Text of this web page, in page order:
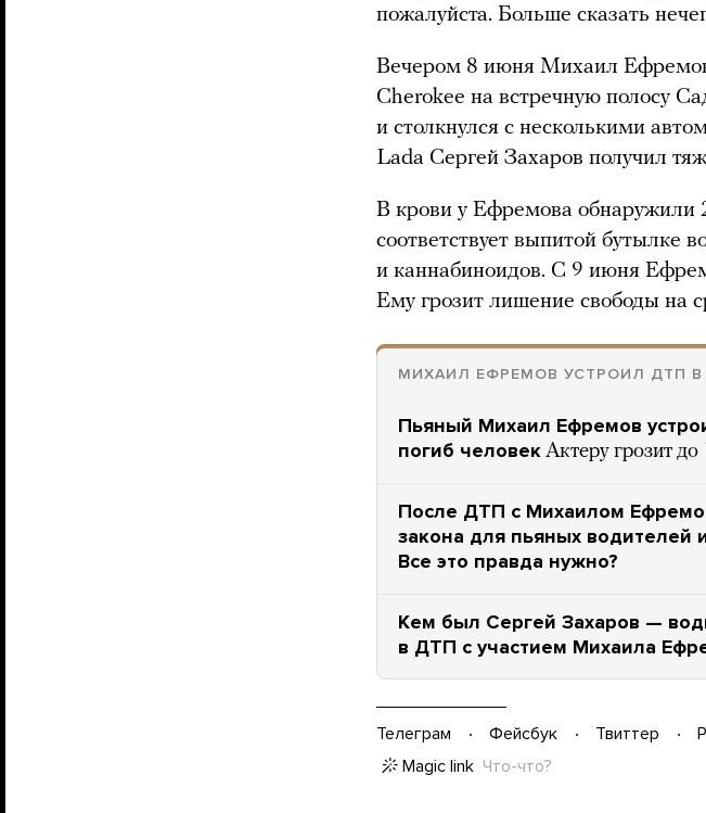
пожалуйста. Больше сказать
Вечером 8 июня Михаил
Cherokee на встречную полосу
и столкнулся с несколькими
Lada Сергей Захаров получил
В крови у Ефремова обнаружили
соответствует выпитой бутылке
и каннабиноидов. С 9 июня
Ему грозит лишение свободы на
МИХАИЛ ЕФРЕМОВ УСТРОИЛ ДТП
Пьяный Михаил Ефремов
погиб человек Актеру грозит
После ДТП с Михаилом
закона для пьяных водителей
Все это правда нужно?
Кем был Сергей Захаров —
в ДТП с участием Михаила
Телеграм Фейсбук Твиттер
Magic link Что-что?